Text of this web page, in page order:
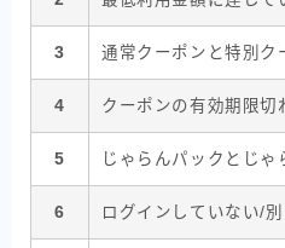
3 通常クーポンと特別ク
4 クーポンの有効期限切
5 じゃらんパックとじゃ
6 ログインしていない/